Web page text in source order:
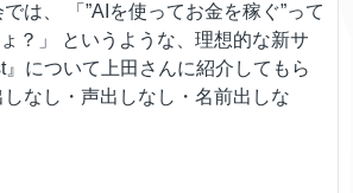
は、 「”AIを使ってお金を稼ぐ”って
？」 というような、理想的な新サ
について上田さんに紹介してもら
なし・声出しなし・名前出しな